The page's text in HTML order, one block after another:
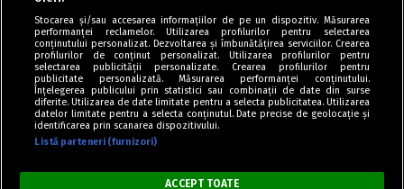
Politica de cookies
Politica de confidențialitate
Termeni și condiții
drepturile rezervate.
Stocarea și/sau accesarea informațiilor de pe un dispozitiv. Măsurarea
performanței reclamelor. Utilizarea profilurilor pentru selectarea
conținutului personalizat. Dezvoltarea și îmbunătățirea serviciilor. Crearea
profilurilor de conținut personalizat. Utilizarea profilurilor pentru
selectarea publicității personalizate. Crearea profilurilor pentru
publicitate personalizată. Măsurarea performanței conținutului.
Înțelegerea publicului prin statistici sau combinații de date din surse
diferite. Utilizarea de date limitate pentru a selecta publicitatea. Utilizarea
datelor limitate pentru a selecta conținutul. Date precise de geolocație și
identificarea prin scanarea dispozitivului.
Listă parteneri (furnizori)
ACCEPT TOATE